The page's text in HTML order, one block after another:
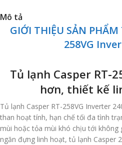
Mô tả
GIỚI THIỆU SẢN
258VG
Tủ lạnh Casper RT-
hơn, thiết kế
Tủ lạnh Casper RT-258VG Inverter
than hoạt tính, hạn chế tối đa tình
mùi hoặc tỏa mùi khó chịu tới không
ngăn đựng linh hoạt, tủ lạnh Casper